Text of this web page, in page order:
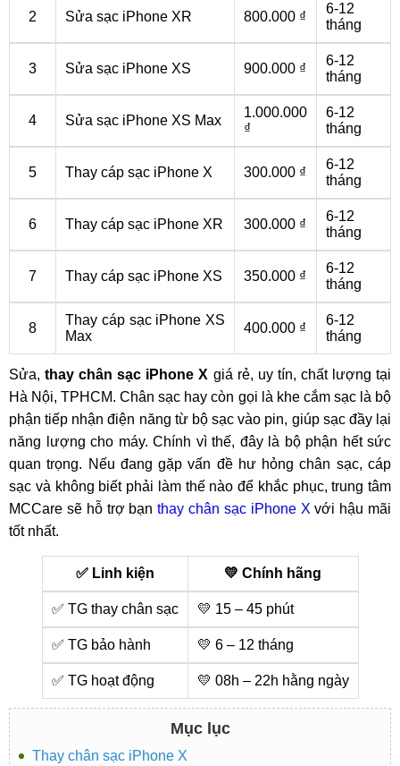
2 Sửa sạc iPhone XR 800.000 ₫
6-12
tháng
3 Sửa sạc iPhone XS 900.000 ₫
6-12
tháng
4 Sửa sạc iPhone XS Max
1.000.000
₫
6-12
tháng
5 Thay cáp sạc iPhone X 300.000 ₫
6-12
tháng
6 Thay cáp sạc iPhone XR 300.000 ₫
6-12
tháng
7 Thay cáp sạc iPhone XS 350.000 ₫
6-12
tháng
8
Thay cáp sạc iPhone XS
Max
400.000 ₫
6-12
tháng
Sửa, thay chân sạc iPhone X giá rẻ, uy tín, chất lượng tại
Hà Nội, TPHCM. Chân sạc hay còn gọi là khe cắm sạc là bộ
phận tiếp nhận điện năng từ bộ sạc vào pin, giúp sạc đầy lại
năng lượng cho máy. Chính vì thế, đây là bộ phận hết sức
quan trọng. Nếu đang gặp vấn đề hư hỏng chân sạc, cáp
sạc và không biết phải làm thế nào để khắc phục, trung tâm
MCCare sẽ hỗ trợ bạnthay chân sạc iPhone X với hậu mãi
tốt nhất.
✅ Linh kiện 💛 Chính hãng
✅ TG thay chân sạc 💛 15 – 45 phút
✅ TG bảo hành 💛 6 – 12 tháng
✅ TG hoạt động 💛 08h – 22h hằng ngày
Mục lục
Thay chân sạc iPhone X